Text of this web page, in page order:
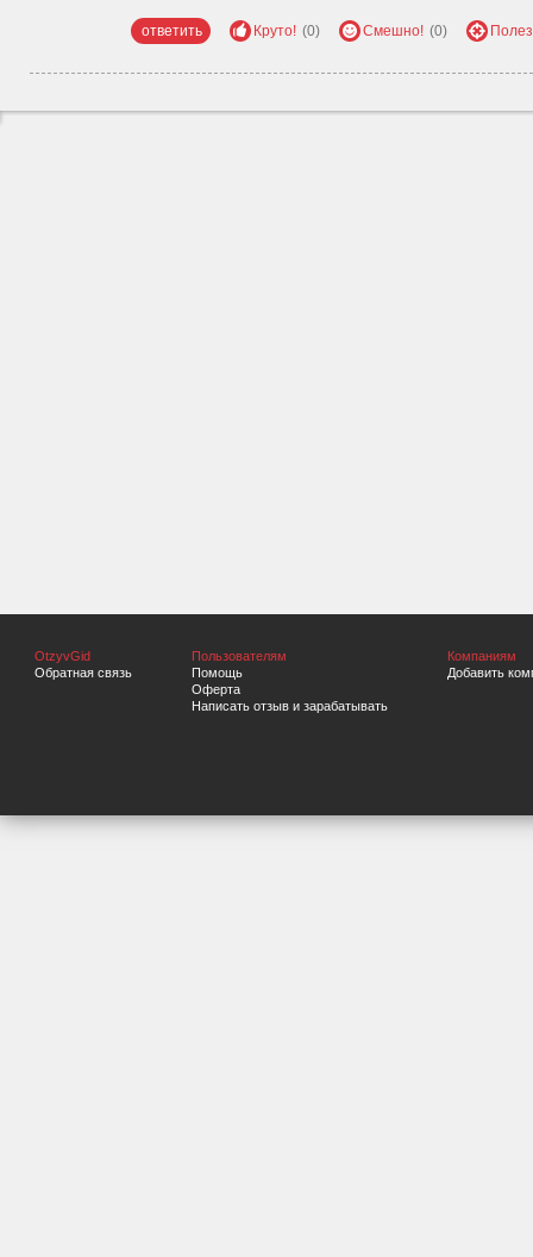
ответить Круто! (0) Смешно! (0)
OtzyvGid
Обратная связь
Пользователям
Помощь
Оферта
Написать отзыв и зарабатывать
Компаниям
Добавить